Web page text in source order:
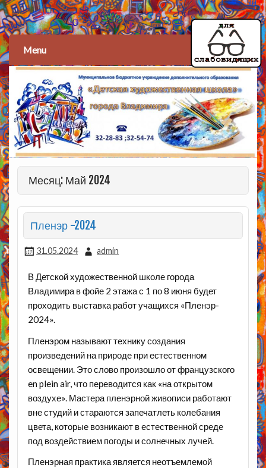
Детская художественная
школа
Menu
Месяц: Май 2024
Пленэр -2024
31.05.2024 admin
В Детской художественной школе города
Владимира в фойе 2 этажа с 1 по 8 июня будет
проходить выставка работ учащихся «Пленэр-
2024».
Пленэром называют технику создания
произведений на природе при естественном
освещении. Это слово произошло от французского
en plein air, что переводится как «на открытом
воздухе». Мастера пленэрной живописи работают
вне студий и стараются запечатлеть колебания
цвета, которые возникают в естественной среде
под воздействием погоды и солнечных лучей.
Пленэрная практика является неотъемлемой